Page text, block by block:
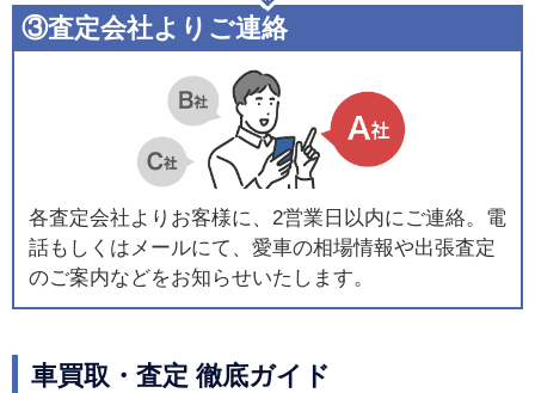
③査定会社よりご連絡
各査定会社よりお客様に、2営業日以内にご連絡。電
話もしくはメールにて、愛車の相場情報や出張査定
のご案内などをお知らせいたします。
車買取・査定 徹底ガイド